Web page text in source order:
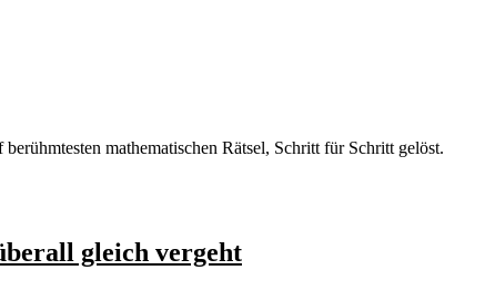
mathematischen Rätsel, Schritt für Schritt gelöst.
gleich vergeht